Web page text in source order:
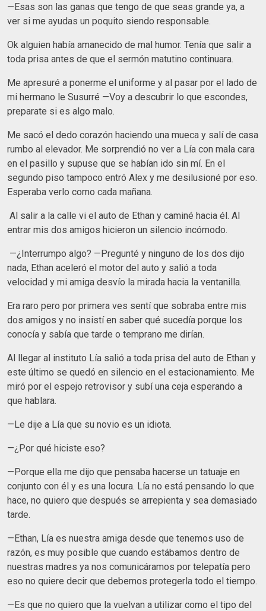
—Esas son las ganas que tengo de que seas grande ya, a
ver si me ayudas un poquito siendo responsable.
Ok alguien había amanecido de mal humor. Tenía que salir a
toda prisa antes de que el sermón matutino continuara.
Me apresuré a ponerme el uniforme y al pasar por el lado de
mi hermano le Susurré —Voy a descubrir lo que escondes,
preparate si es algo malo.
Me sacó el dedo corazón haciendo una mueca y salí de casa
rumbo al elevador. Me sorprendió no ver a Lía con mala cara
en el pasillo y supuse que se habían ido sin mí. En el
segundo piso tampoco entró Alex y me desilusioné por eso.
Esperaba verlo como cada mañana.
Al salir a la calle vi el auto de Ethan y caminé hacia él. Al
entrar mis dos amigos hicieron un silencio incómodo.
—¿Interrumpo algo? —Pregunté y ninguno de los dos dijo
nada, Ethan aceleró el motor del auto y salió a toda
velocidad y mi amiga desvío la mirada hacia la ventanilla.
Era raro pero por primera ves sentí que sobraba entre mis
dos amigos y no insistí en saber qué sucedía porque los
conocía y sabía que tarde o temprano me dirían.
Al llegar al instituto Lía salió a toda prisa del auto de Ethan y
este último se quedó en silencio en el estacionamiento. Me
miró por el espejo retrovisor y subí una ceja esperando a
que hablara.
—Le dije a Lía que su novio es un idiota.
—¿Por qué hiciste eso?
—Porque ella me dijo que pensaba hacerse un tatuaje en
conjunto con él y es una locura. Lía no está pensando lo que
hace, no quiero que después se arrepienta y sea demasiado
tarde.
—Ethan, Lía es nuestra amiga desde que tenemos uso de
razón, es muy posible que cuando estábamos dentro de
nuestras madres ya nos comunicáramos por telepatía pero
eso no quiere decir que debemos protegerla todo el tiempo.
—Es que no quiero que la vuelvan a utilizar como el tipo del